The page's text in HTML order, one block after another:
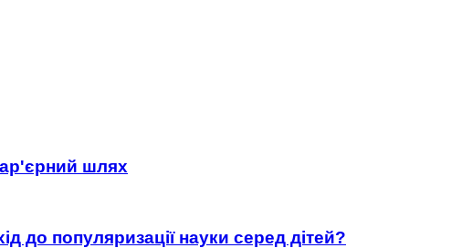
шлях
до популяризації науки серед дітей?